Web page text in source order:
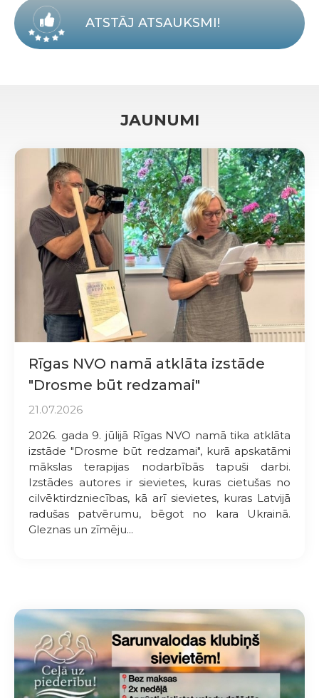
ATSTĀJ ATSAUKSMI!
JAUNUMI
Rīgas NVO namā atklāta izstāde
"Drosme būt redzamai"
21.07.2026
2026. gada 9. jūlijā Rīgas NVO namā tika atklāta
izstāde "Drosme būt redzamai", kurā apskatāmi
mākslas terapijas nodarbībās tapuši darbi.
Izstādes autores ir sievietes, kuras cietušas no
cilvēktirdzniecības, kā arī sievietes, kuras Latvijā
radušas patvērumu, bēgot no kara Ukrainā.
Gleznas un zīmēju...